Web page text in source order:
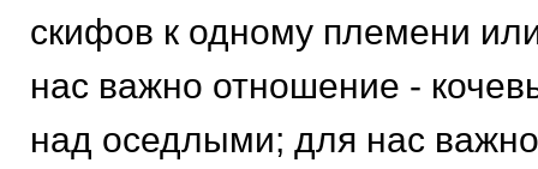
скифов к одному племени
нас важно отношение -
над оседлыми; для нас